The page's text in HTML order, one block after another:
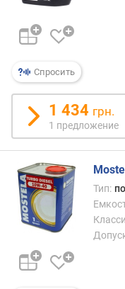
Спросить
1 434 грн.
1 предложение
Тип: